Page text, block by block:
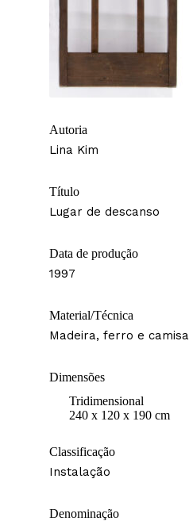
Autoria
Lina Kim
Título
Lugar de descanso
Data de produção
1997
Material/Técnica
Madeira, ferro e camisa
Dimensões
Tridimensional
240 x 120 x 190 cm
Classificação
Instalação
Denominação